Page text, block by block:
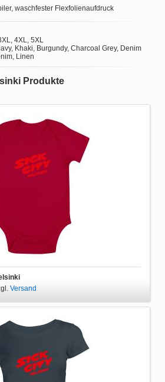
waschfester Flexfolienaufdruck
4XL, 5XL
Khaki, Burgundy, Charcoal Grey, Denim
Linen
Produkte
Versand